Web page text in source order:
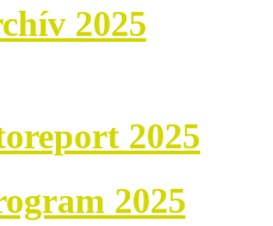
2025
2025
2025